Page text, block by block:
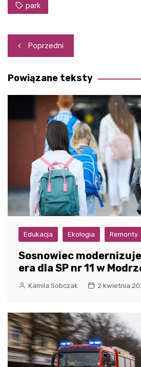
park
Nawigacja
wpisu
Poprzedni
Powiązane teksty
Edukacja Ekologia Remonty
Sosnowiec
era dla SP nr 11 w
Kamila Sobczak 2 kwietnia